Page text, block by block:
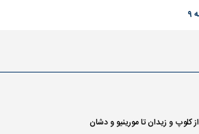
کلوپ و زیدان تا مورینیو و دشان